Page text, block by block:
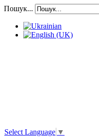
Пошук...
Select Language ▼